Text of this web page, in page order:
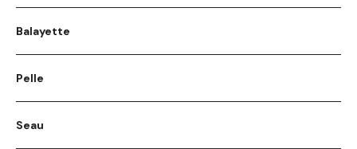
Balayette
Pelle
Seau